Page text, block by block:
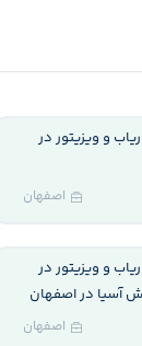
و ویزیتور در
اصفهان
و ویزیتور در
آسیا در اصفهان
اصفهان